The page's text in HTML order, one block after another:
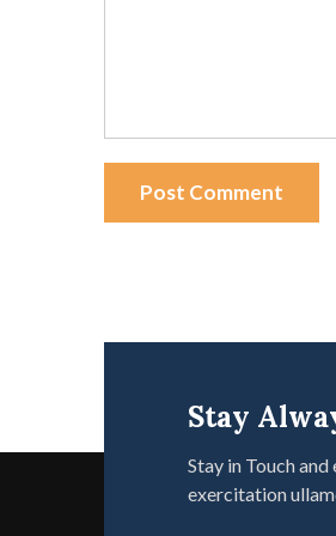
Post Comment
Stay
Stay in Touch
exercitation